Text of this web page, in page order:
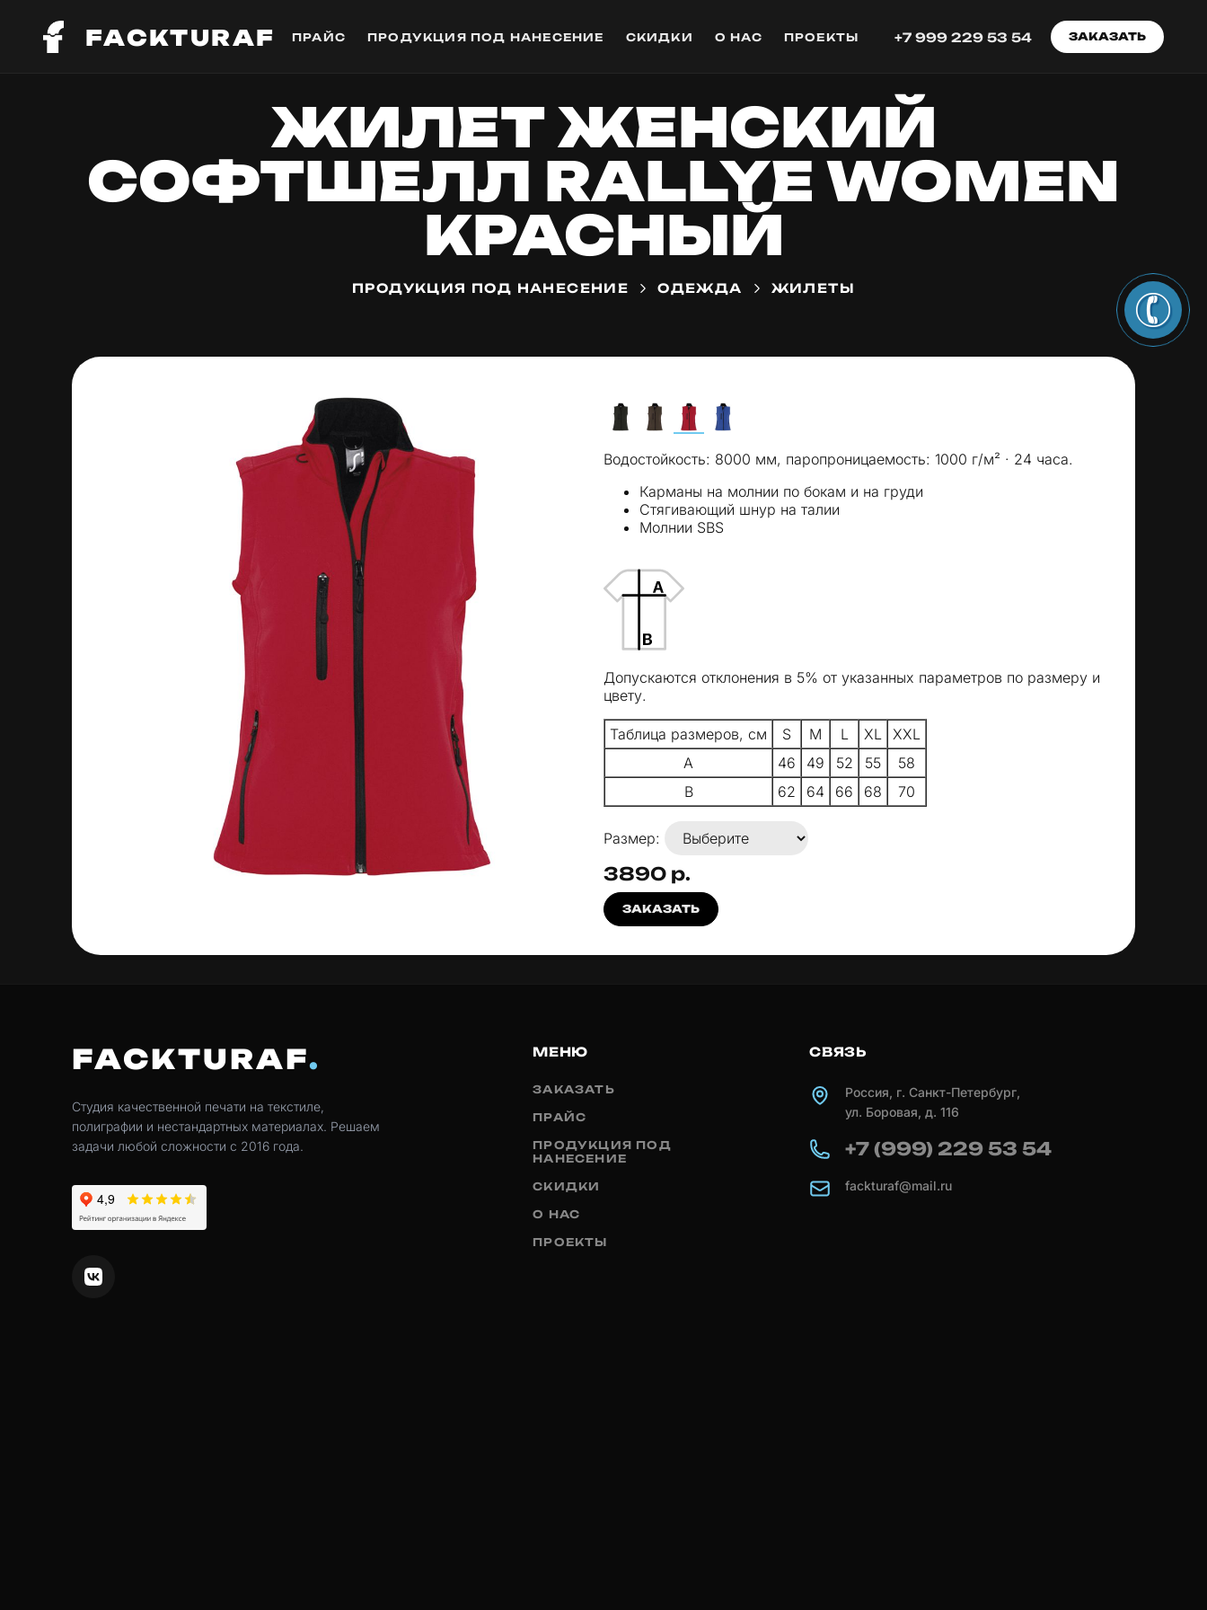
FACKTURAF ПРАЙС ПРОДУКЦИЯ ПОД НАНЕСЕНИЕ СКИДКИ О НАС ПРОЕКТЫ +7 999 229 53 54 ЗАКАЗАТЬ
ЖИЛЕТ ЖЕНСКИЙ
СОФТШЕЛЛ RALLYE WOMEN
КРАСНЫЙ
ПРОДУКЦИЯ ПОД НАНЕСЕНИЕ ОДЕЖДА ЖИЛЕТЫ
Водостойкость: 8000 мм, паропроницаемость: 1000 г/м² · 24 часа.
Карманы на молнии по бокам и на груди
Стягивающий шнур на талии
Молнии SBS
Допускаются отклонения в 5% от указанных параметров по размеру и
цвету.
Таблица размеров, см S M L XL
XXL
A
46 49 52 55
58
B
62 64 66 68 70
Размер:
3890 р.
ЗАКАЗАТЬ
FACKTURAF
Студия качественной печати на текстиле,
полиграфии и нестандартных материалах. Решаем
задачи любой сложности с 2016 года.
МЕНЮ
ЗАКАЗАТЬ
ПРАЙС
ПРОДУКЦИЯ ПОД
НАНЕСЕНИЕ
СКИДКИ
О НАС
ПРОЕКТЫ
СВЯЗЬ
Россия, г. Санкт-Петербург,
ул. Боровая, д. 116
+7 (999) 229 53 54
fackturaf@mail.ru